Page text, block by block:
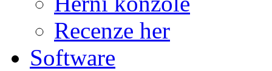
Recenze her
Software